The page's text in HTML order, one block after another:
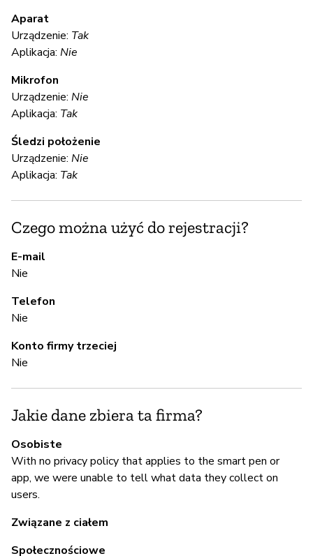
Aparat
Urządzenie: Tak
Aplikacja: Nie
Mikrofon
Urządzenie: Nie
Aplikacja: Tak
Śledzi położenie
Urządzenie: Nie
Aplikacja: Tak
Czego można użyć do rejestracji?
E-mail
Nie
Telefon
Nie
Konto firmy trzeciej
Nie
Jakie dane zbiera ta firma?
Osobiste
With no privacy policy that applies to the smart pen or
app, we were unable to tell what data they collect on
users.
Związane z ciałem
Społecznościowe